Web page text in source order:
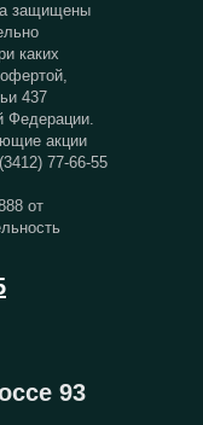
93
защищены
каких
437
Федерации.
акции
77-66-55
от